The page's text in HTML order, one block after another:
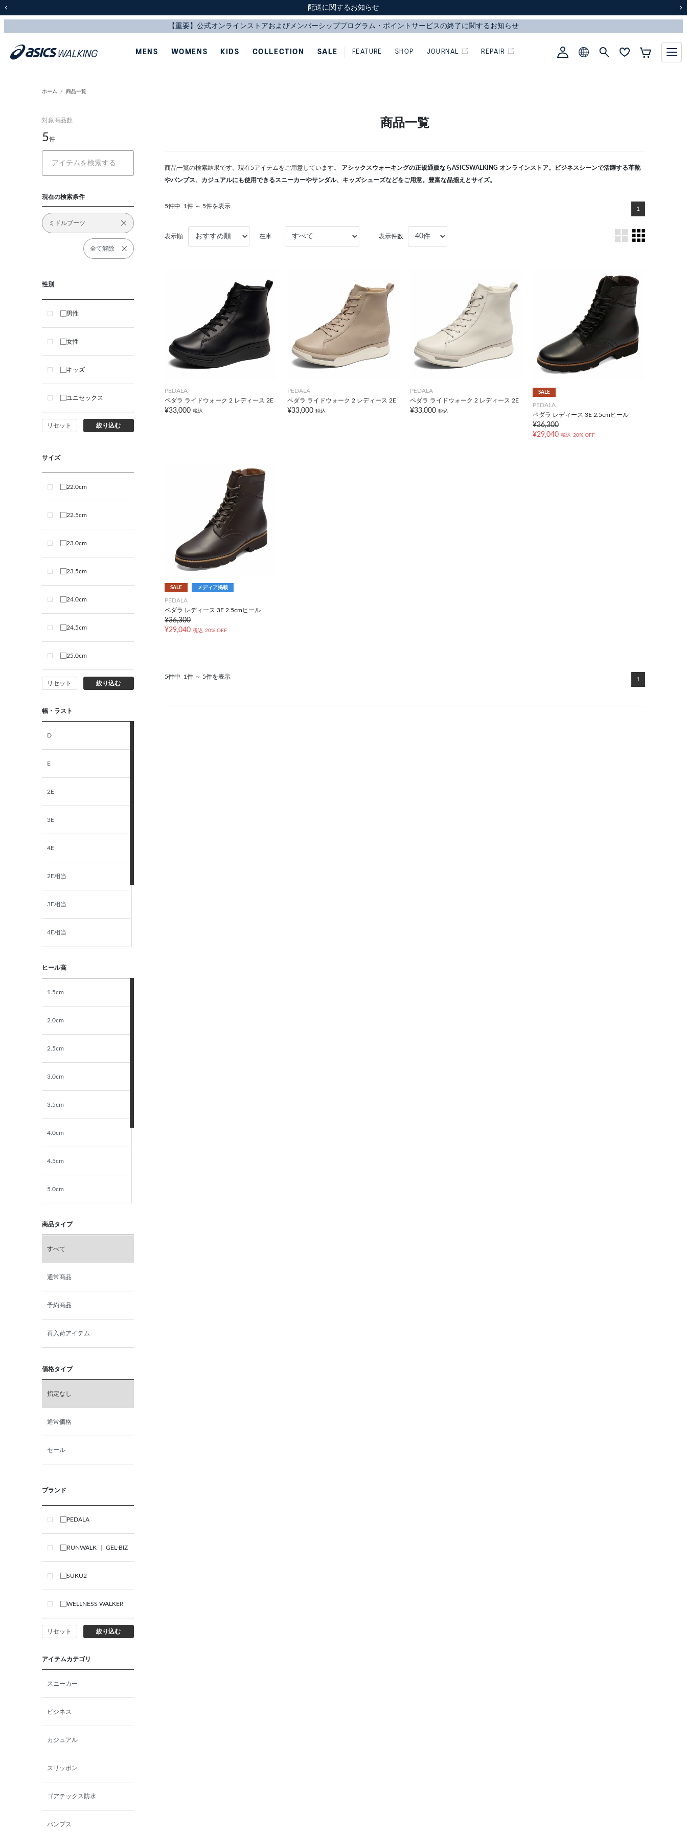
スクスク（SUKU2）価格改定のお知らせ
配送に関するお知らせ
スクスク（SUKU2）価格改定のお知らせ
配送に関するお知らせ
MENS WOMENS KIDS COLLECTION SALE FEATURE SHOP JOURNAL REPAIR
ホーム 商品一覧
対象商品数
5件
現在の検索条件
ミドルブーツ
全て解除
性別
男性
女性
キッズ
ユニセックス
リセット 絞り込む
サイズ
22.0cm
22.5cm
23.0cm
23.5cm
24.0cm
24.5cm
25.0cm
リセット 絞り込む
幅・ラスト
D
E
2E
3E
4E
2E相当
3E相当
4E相当
ヒール高
1.5cm
2.0cm
2.5cm
3.0cm
3.5cm
4.0cm
4.5cm
5.0cm
6.0cm
6.5cm
7.0cm
商品タイプ
すべて
通常商品
予約商品
再入荷アイテム
価格タイプ
指定なし
通常価格
セール
ブランド
PEDALA
RUNWALK ｜ GEL-BIZ
SUKU2
WELLNESS WALKER
リセット 絞り込む
アイテムカテゴリ
スニーカー
ビジネス
カジュアル
スリッポン
ゴアテックス防水
パンプス
商品一覧
商品一覧の検索結果です。現在5アイテムをご用意しています。 アシックスウォーキングの正規通販ならASICSWALKING オンラインストア。ビジネスシーンで活躍する革靴
やパンプス、カジュアルにも使用できるスニーカーやサンダル、キッズシューズなどをご用意。豊富な品揃えとサイズ。
5件中 1件 ～ 5件を表示 1
表示順 在庫 表示件数
PEDALA
ペダラ ライドウォーク 2 レディース 2E
¥33,000 税込
PEDALA
ペダラ ライドウォーク 2 レディース 2E
¥33,000 税込
PEDALA
ペダラ ライドウォーク 2 レディース 2E
¥33,000 税込
SALE
PEDALA
ペダラ レディース 3E 2.5cmヒール
¥36,300
¥29,040 税込 20% OFF
SALE メディア掲載
PEDALA
ペダラ レディース 3E 2.5cmヒール
¥36,300
¥29,040 税込 20% OFF
5件中 1件 ～ 5件を表示 1